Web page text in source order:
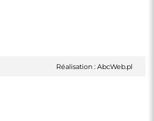
Réalisation : AbcWeb.pl